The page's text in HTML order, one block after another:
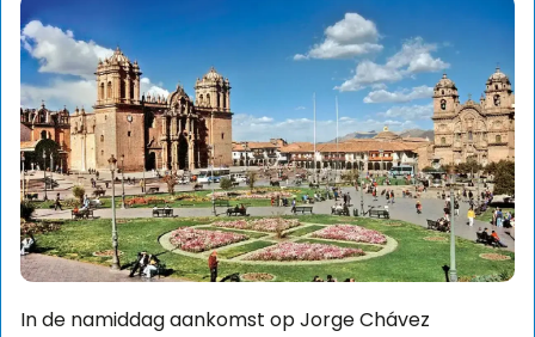
In de namiddag aankomst op Jorge Chávez